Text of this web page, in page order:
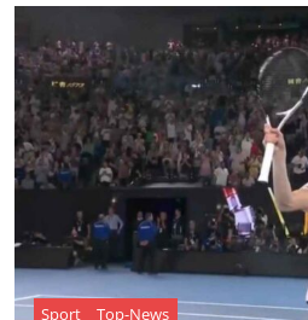
Sport Top-News